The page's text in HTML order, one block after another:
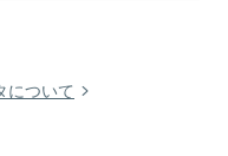
について